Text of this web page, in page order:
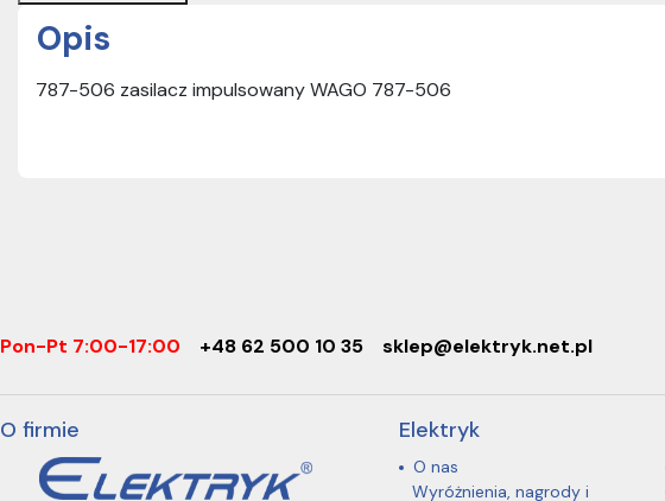
Opis
787-506 zasilacz impulsowany WAGO 787-506
Pon-Pt 7:00-17:00 +48 62 500 10 35 sklep@elektryk.net.pl
O firmie Elektryk
O nas
Wyróżnienia, nagrody i